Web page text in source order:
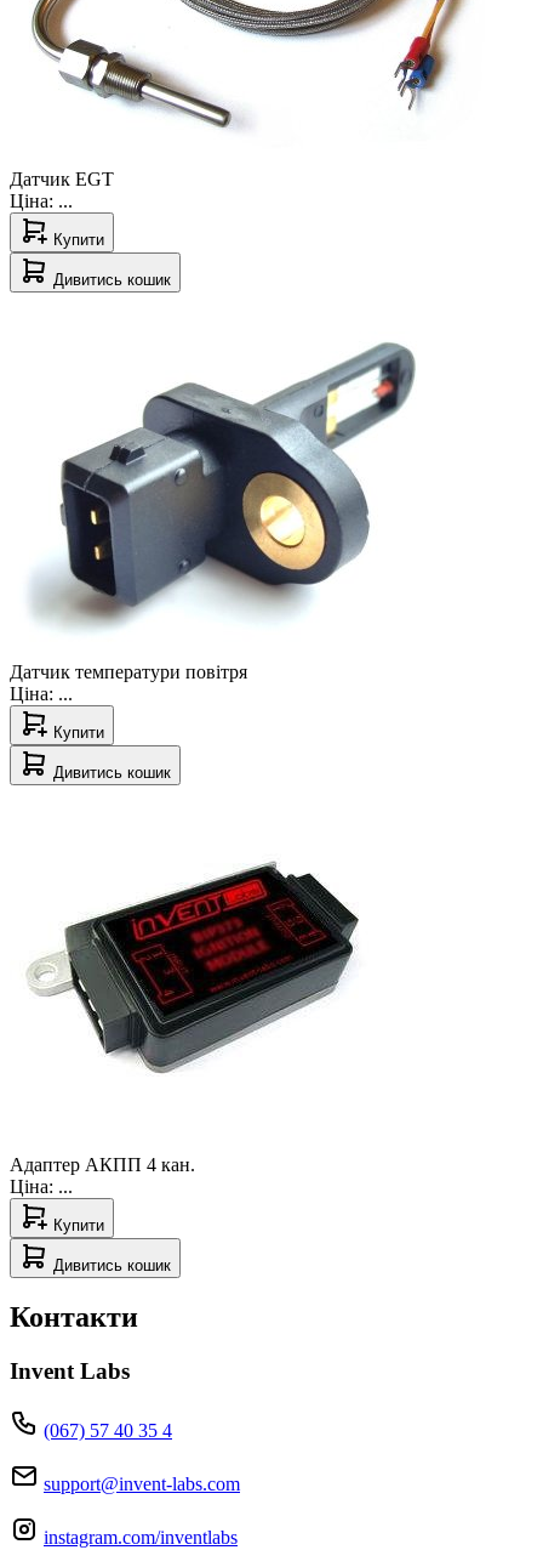
Датчик EGT
Ціна: ...
Купити
Дивитись кошик
Датчик температури повітря
Ціна: ...
Купити
Дивитись кошик
Адаптер АКПП 4 кан.
Ціна: ...
Купити
Дивитись кошик
Контакти
Invent Labs
(067) 57 40 35 4
support@invent-labs.com
instagram.com/inventlabs